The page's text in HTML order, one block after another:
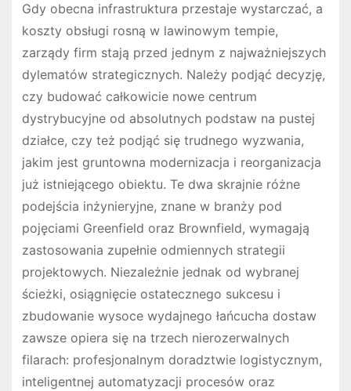
Gdy obecna infrastruktura przestaje wystarczać, a
koszty obsługi rosną w lawinowym tempie,
zarządy firm stają przed jednym z najważniejszych
dylematów strategicznych. Należy podjąć decyzję,
czy budować całkowicie nowe centrum
dystrybucyjne od absolutnych podstaw na pustej
działce, czy też podjąć się trudnego wyzwania,
jakim jest gruntowna modernizacja i reorganizacja
już istniejącego obiektu. Te dwa skrajnie różne
podejścia inżynieryjne, znane w branży pod
pojęciami Greenfield oraz Brownfield, wymagają
zastosowania zupełnie odmiennych strategii
projektowych. Niezależnie jednak od wybranej
ścieżki, osiągnięcie ostatecznego sukcesu i
zbudowanie wysoce wydajnego łańcucha dostaw
zawsze opiera się na trzech nierozerwalnych
filarach: profesjonalnym doradztwie logistycznym,
inteligentnej automatyzacji procesów oraz